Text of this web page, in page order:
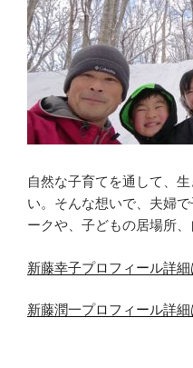
自然な子育てを通して、
い。そんな想いで、夫婦
ークや、子どもの居場所
新藤幸子プロフィール詳細
新藤潤一プロフィール詳細